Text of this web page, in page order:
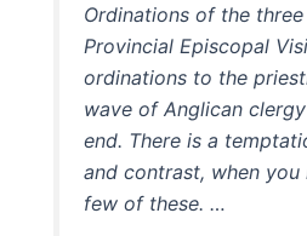
Ordinations of the
Provincial Episcopal
ordinations to the
wave of Anglican
end. There is a
and contrast, when you
few of these. …